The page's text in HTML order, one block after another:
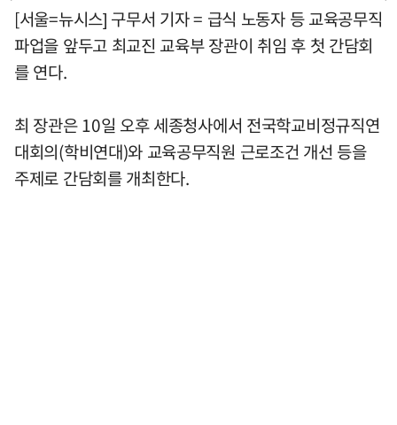
[서울=뉴시스] 구무서 기자 = 급식 노동자 등 교육공무직
파업을 앞두고 최교진 교육부 장관이 취임 후 첫 간담회
를 연다.
최 장관은 10일 오후 세종청사에서 전국학교비정규직연
대회의(학비연대)와 교육공무직원 근로조건 개선 등을
주제로 간담회를 개최한다.